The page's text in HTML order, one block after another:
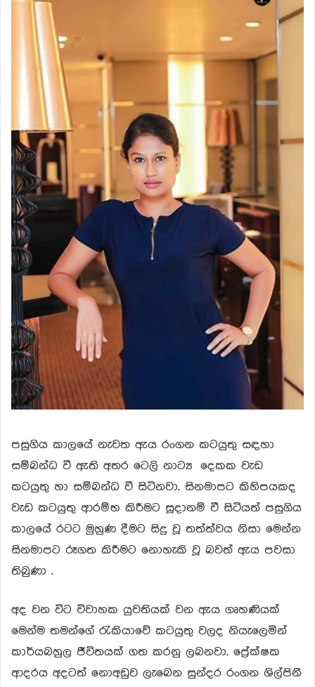
පසුගිය කාලයේ නැවත ඇය රංගන කටයුතු සඳහා
සම්බන්ධ වී ඇති අතර ටෙලි නාට්‍ය දෙකක වැඩ
කටයුතු හා සම්බන්ධ වී සිටිනවා. සිනමාපට කිහිපයකද
වැඩ කටයුතු ආරම්භ කිරීමට සූදානම් වී සිටියත් පසුගිය
කාලයේ රටට මුහුණ දීමට සිදු වූ තත්ත්වය නිසා මෙන්න
සිනමාපට රූගත කිරීමට නොහැකි වූ බවත් ඇය පවසා
තිබුණා .
අද වන විට විවාහක යුවතියක් වන ඇය ගෘහණියක්
මෙන්ම තමන්ගේ රැකියාවේ කටයුතු වලද නියැලෙමින්
කාර්යබහුල ජීවිතයක් ගත කරනු ලබනවා. ප්‍රේක්ෂක
ආදරය අදටත් නොඅඩුව ලැබෙන සුන්දර රංගන ශිල්පිනී